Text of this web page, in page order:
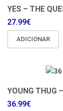
YES – THE
27.99€
ADICIONAR
YOUNG THUG
36.99€